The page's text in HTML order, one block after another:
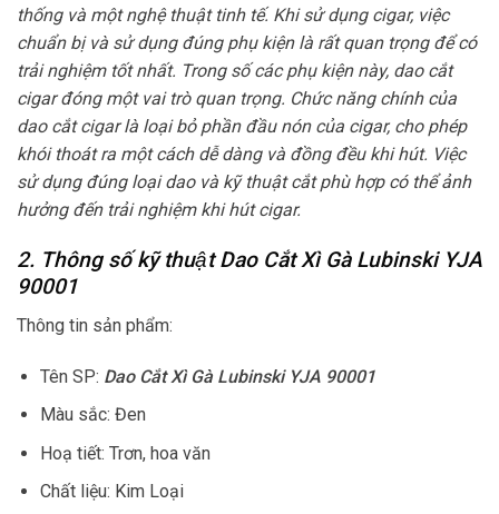
thống và một nghệ thuật tinh tế. Khi sử dụng cigar, việc
chuẩn bị và sử dụng đúng phụ kiện là rất quan trọng để có
trải nghiệm tốt nhất. Trong số các phụ kiện này, dao cắt
cigar đóng một vai trò quan trọng. Chức năng chính của
dao cắt cigar là loại bỏ phần đầu nón của cigar, cho phép
khói thoát ra một cách dễ dàng và đồng đều khi hút. Việc
sử dụng đúng loại dao và kỹ thuật cắt phù hợp có thể ảnh
hưởng đến trải nghiệm khi hút cigar.
2. Thông số kỹ thuật Dao Cắt Xì Gà Lubinski YJA
90001
Thông tin sản phẩm:
Tên SP: Dao Cắt Xì Gà Lubinski YJA 90001
Màu sắc: Đen
Hoạ tiết: Trơn, hoa văn
Chất liệu: Kim Loại